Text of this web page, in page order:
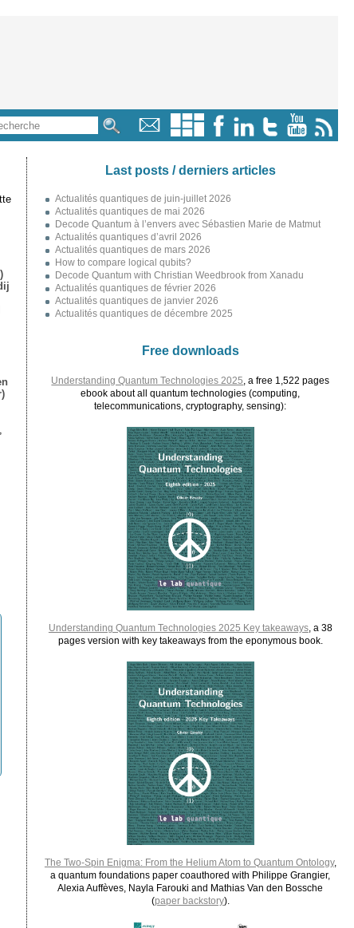
Last posts / derniers articles
Actualités quantiques de juin-juillet 2026
Actualités quantiques de mai 2026
Decode Quantum à l’envers avec Sébastien Marie de Matmut
Actualités quantiques d’avril 2026
Actualités quantiques de mars 2026
How to compare logical qubits?
Decode Quantum with Christian Weedbrook from Xanadu
Actualités quantiques de février 2026
Actualités quantiques de janvier 2026
Actualités quantiques de décembre 2025
Free downloads
Understanding Quantum Technologies 2025 , a free 1,522 pages
ebook about all quantum technologies (computing,
telecommunications, cryptography, sensing):
Understanding Quantum Technologies 2025 Key takeaways, a 38
pages version with key takeaways from the eponymous book.
The Two-Spin Enigma: From the Helium Atom to Quantum Ontology,
a quantum foundations paper coauthored with Philippe Grangier,
Alexia Auffèves, Nayla Farouki and Mathias Van den Bossche
(paper backstory).